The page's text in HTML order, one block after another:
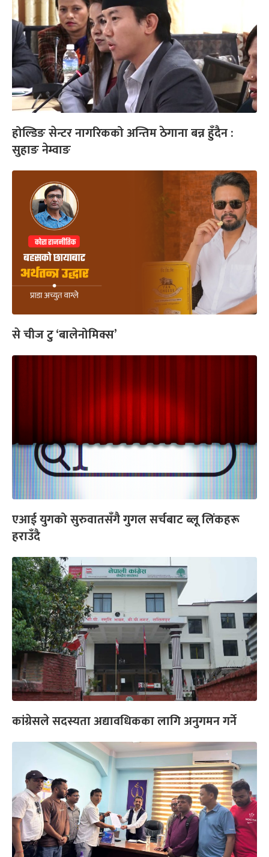
होल्डिङ सेन्टर नागरिकको अन्तिम ठेगाना बन्न हुँदैन :
सुहाङ नेम्वाङ
से चीज टु ‘बालेनोमिक्स’
एआई युगको सुरुवातसँगै गुगल सर्चबाट ब्लू लिंकहरू
हराउँदै
कांग्रेसले सदस्यता अद्यावधिकका लागि अनुगमन गर्ने